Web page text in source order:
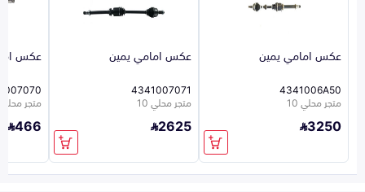
عكس امامي يمين
4341006A50
متجر محلي 10
3250
عكس امامي يمين
4341007071
متجر محلي 10
2625
عكس
متجر محلي
466